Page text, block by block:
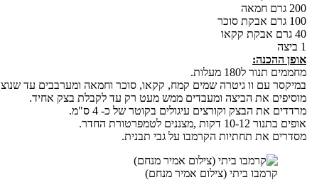
200 גרם חמאה
100 גרם אבקת סוכר
40 גרם אבקת קקאו
1 ביצה
אופן ההכנה:
מחממים תנור ל180 מעלות.
במיקסר עם וו גיטרה שמים קמח, קקאו, סוכר וחמאה ומערבבים עד
מוסיפים את הביצה ומעבדים ממש מעט רק עד לקבלת בצק אחיד.
מרדדים את הבצק וקורצים עיגולים בקוטר של כ- 4 ס"מ.
אופים בתנור 10-12 דקות ,מצננים לטמפרטורת החדר.
מסדרים את תחתיות הקרמבו על גבי תבנית.
קרמבו ביתי (צילום אמיר מנחם)